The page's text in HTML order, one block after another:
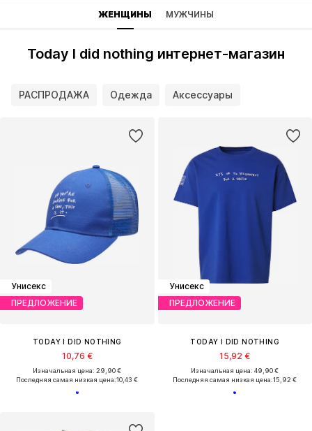
ЖЕНЩИНЫ МУЖЧИНЫ
Today I did nothing интернет-магазин
РАСПРОДАЖА Одежда Аксессуары
Унисекс
ПРЕДЛОЖЕНИЕ
TODAY I DID NOTHING
10,76 €
Изначальная цена: 29,90 €
Последняя самая низкая цена:10,43 €
Унисекс
ПРЕДЛОЖЕНИЕ
TODAY I DID NOTHING
15,92 €
Изначальная цена: 49,90 €
Последняя самая низкая цена:15,92 €